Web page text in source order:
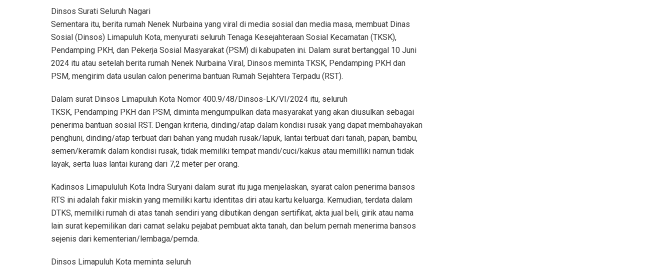
Dinsos Surati Seluruh Nagari
Sementara itu, berita rumah Nenek Nurbaina yang viral di media sosial dan media masa, membuat Dinas
Sosial (Dinsos) Limapuluh Kota, menyurati seluruh Tenaga Kesejahteraan Sosial Kecamatan (TKSK),
Pendamping PKH, dan Pekerja Sosial Masyarakat (PSM) di kabupaten ini. Dalam surat bertanggal 10 Juni
2024 itu atau setelah berita rumah Nenek Nurbaina Viral, Dinsos meminta TKSK, Pendamping PKH dan
PSM, mengirim data usulan calon penerima bantuan Rumah Sejahtera Terpadu (RST).
Dalam surat Dinsos Limapuluh Kota Nomor 400.9/48/Dinsos-LK/VI/2024 itu, seluruh
TKSK, Pendamping PKH dan PSM, diminta mengumpulkan data masyarakat yang akan diusulkan sebagai
penerima bantuan sosial RST. Dengan kriteria, dinding/atap dalam kondisi rusak yang dapat membahayakan
penghuni, dinding/atap terbuat dari bahan yang mudah rusak/lapuk, lantai terbuat dari tanah, papan, bambu,
semen/keramik dalam kondisi rusak, tidak memiliki tempat mandi/cuci/kakus atau memilliki namun tidak
layak, serta luas lantai kurang dari 7,2 meter per orang.
Kadinsos Limapululuh Kota Indra Suryani dalam surat itu juga menjelaskan, syarat calon penerima bansos
RTS ini adalah fakir miskin yang memiliki kartu identitas diri atau kartu keluarga. Kemudian, terdata dalam
DTKS, memiliki rumah di atas tanah sendiri yang dibutikan dengan sertifikat, akta jual beli, girik atau nama
lain surat kepemilikan dari camat selaku pejabat pembuat akta tanah, dan belum pernah menerima bansos
sejenis dari kementerian/lembaga/pemda.
Dinsos Limapuluh Kota meminta seluruh